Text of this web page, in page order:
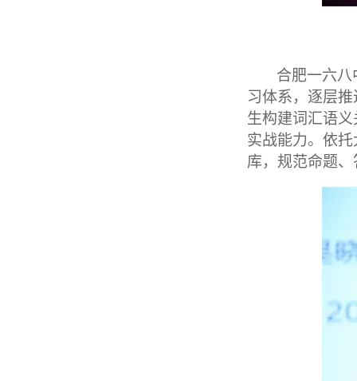
合肥一六八
习体系，逐层
生构建词汇语
实战能力。依
库，规范命题